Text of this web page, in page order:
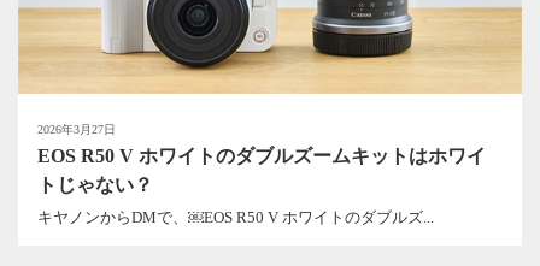
2026年3月27日
EOS R50 V ホワイトのダブルズームキットはホワイ
トじゃない？
キヤノンからDMで、￼EOS R50 V ホワイトのダブルズ...